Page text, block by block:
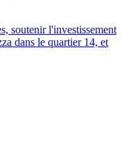
soutenir l'investissement
dans le quartier 14, et